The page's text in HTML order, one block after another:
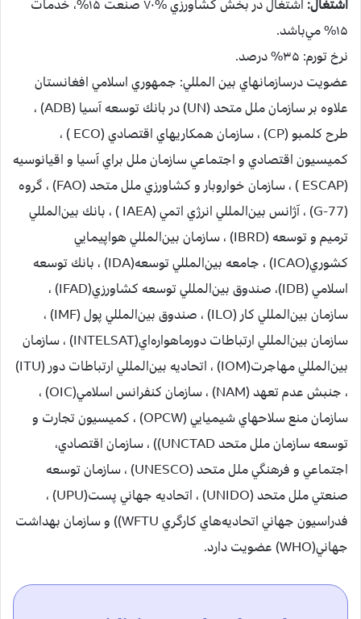
اشتغال:
اشتغال در بخش كشاورزي %۷۰ صنعت ۱۵%، خدمات
۱۵% مي‌باشد.
نرخ تورم: ۳۵% درصد.
عضويت درسازمانهاي بين المللي: جمهوري‌ اسلامي‌ افغانستان‌
علاوه‌ بر سازمان‌ ملل‌ متحد (UN) در بانك‌ توسعه‌ آسيا (ADB) ،
طرح‌ كلمبو (CP) ، سازمان‌ همكاريهاي‌ اقتصادي‌ (ECO ) ،
كميسيون‌ اقتصادي‌ و اجتماعي‌ سازمان‌ ملل‌ براي‌ آسيا و اقيانوسيه‌
(ESCAP ) ، سازمان‌ خواروبار و كشاورزي‌ ملل‌ متحد (FAO) ، گروه
(G-77) ، آژانس‌ بين‌المللي‌ انرژي‌ اتمي‌ (IAEA ) ، بانك‌ بين‌المللي‌
ترميم‌ و توسعه‌ (IBRD) ، سازمان‌ بين‌المللي‌ هواپيمايي‌
كشوري‌(ICAO) ، جامعه‌ بين‌المللي‌ توسعه‌(IDA) ، بانك‌ توسعه‌
اسلامي‌ (IDB)، صندوق‌ بين‌المللي‌ توسعه‌ كشاورزي‌(IFAD) ،
سازمان‌ بين‌المللي‌ كار (ILO) ، صندوق‌ بين‌المللي‌ پول‌ (IMF) ،
سازمان‌ بين‌المللي‌ ارتباطات‌ دورماهواره‌اي‌(INTELSAT) ، سازمان‌
بين‌المللي‌ مهاجرت‌(IOM) ، اتحاديه‌ بين‌المللي‌ ارتباطات‌ دور (ITU)
، جنبش‌ عدم‌ تعهد (NAM) ، سازمان‌ كنفرانس‌ اسلامي‌(OIC) ،
سازمان‌ منع‌ سلاحهاي‌ شيميايي‌ (OPCW) ، كميسيون‌ تجارت‌ و
توسعه‌ سازمان‌ ملل‌ متحد UNCTAD)) ، سازمان‌ اقتصادي‌،
اجتماعي‌ و فرهنگي‌ ملل‌ متحد (UNESCO) ، سازمان‌ توسعه‌
صنعتي‌ ملل‌ متحد (UNIDO) ، اتحاديه‌ جهاني‌ پست‌(UPU) ،
فدراسيون‌ جهاني‌ اتحاديه‌هاي‌ كارگري‌ WFTU)) و سازمان‌ بهداشت‌
جهاني‌(WHO) عضويت‌ دارد.